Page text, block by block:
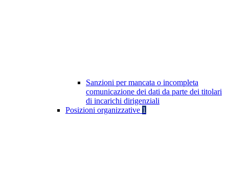
Sanzioni per mancata o incompleta
comunicazione dei dati da parte dei titolari
di incarichi dirigenziali
Posizioni organizzative 1